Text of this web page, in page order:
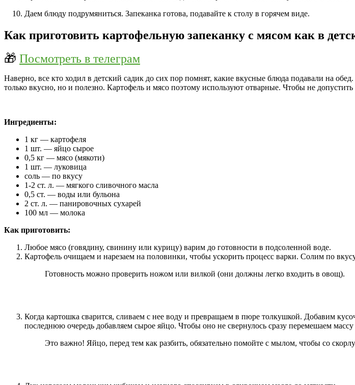
Даем блюду подрумяниться. Запеканка готова, подавайте к столу в горячем виде.
Как приготовить картофельную запеканку с мясом как в
🎁 Посмотреть в телеграм
Наверно, все кто ходил в детский садик до сих пор помнят, какие вкусные блюда подавали на
только вкусно, но и полезно. Картофель и мясо поэтому используют отварные. Чтобы не
Ингредиенты:
1 кг — картофеля
1 шт. — яйцо сырое
0,5 кг — мясо (мякоти)
1 шт. — луковица
соль — по вкусу
1-2 ст. л. — мягкого сливочного масла
0,5 ст. — воды или бульона
2 ст. л. — панировочных сухарей
100 мл — молока
Как приготовить:
Любое мясо (говядину, свинину или курицу) варим до готовности в подсоленной воде.
Картофель очищаем и нарезаем на половинки, чтобы ускорить процесс варки. Солим по
Готовность можно проверить ножом или вилкой (они должны легко входить в овощ).
Когда картошка сварится, сливаем с нее воду и превращаем в пюре толкушкой. Добавим
последнюю очередь добавляем сырое яйцо. Чтобы оно не свернулось сразу перемешаем
Это важно! Яйцо, перед тем как разбить, обязательно помойте с мылом, чтобы со